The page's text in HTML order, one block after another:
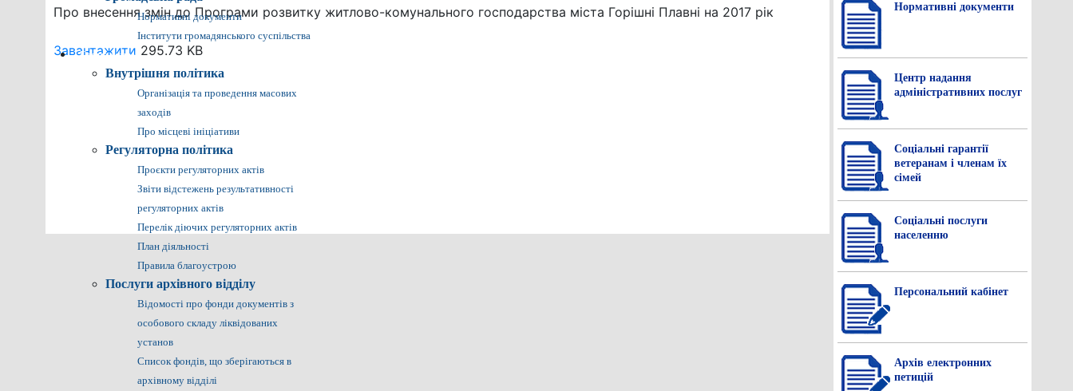
Нормативні документи
Інститути громадянського суспільства
Громадянам
Внутрішня політика
Організація та проведення масових
заходів
Про місцеві ініціативи
Регуляторна політика
Проєкти регуляторних актів
Звіти відстежень результативності
регуляторних актів
Перелік діючих регуляторних актів
План діяльності
Правила благоустрою
Послуги архівного відділу
Відомості про фонди документів з
особового складу ліквідованих
установ
Список фондів, що зберігаються в
архівному відділі
Про внесення змін до Програми розвитку житлово-комунального господарства міста Горішні Плавні на 2017 рік
Завантажити 295.73 KB
Нормативнi документи
Центр надання
адміністративних послуг
Соціальні гарантії
ветеранам і членам їх
сімей
Соціальні послуги
населенню
Персональний кабінет
Архів електронних
петицій